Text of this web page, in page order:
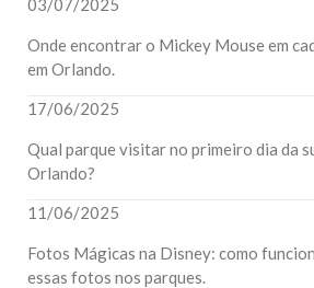
03/07/2025
Onde encontrar o Mickey Mouse em
em Orlando.
17/06/2025
Qual parque visitar no primeiro dia da
Orlando?
11/06/2025
Fotos Mágicas na Disney: como
essas fotos nos parques.